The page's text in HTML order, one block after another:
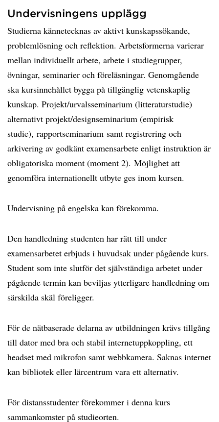
Undervisningens upplägg
Studierna kännetecknas av aktivt kunskapssökande,
problemlösning och reflektion. Arbetsformerna varierar
mellan individuellt arbete, arbete i studiegrupper,
övningar, seminarier och föreläsningar. Genomgående
ska kursinnehållet bygga på tillgänglig vetenskaplig
kunskap. Projekt/urvalsseminarium (litteraturstudie)
alternativt projekt/designseminarium (empirisk
studie), rapportseminarium samt registrering och
arkivering av godkänt examensarbete enligt instruktion är
obligatoriska moment (moment 2). Möjlighet att
genomföra internationellt utbyte ges inom kursen.
Undervisning på engelska kan förekomma.
Den handledning studenten har rätt till under
examensarbetet erbjuds i huvudsak under pågående kurs.
Student som inte slutför det självständiga arbetet under
pågående termin kan beviljas ytterligare handledning om
särskilda skäl föreligger.
För de nätbaserade delarna av utbildningen krävs tillgång
till dator med bra och stabil internetuppkoppling, ett
headset med mikrofon samt webbkamera. Saknas internet
kan bibliotek eller lärcentrum vara ett alternativ.
För distansstudenter förekommer i denna kurs
sammankomster på studieorten.